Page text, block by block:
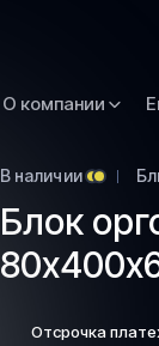
О компании
В наличии
Блок
Отсрочка